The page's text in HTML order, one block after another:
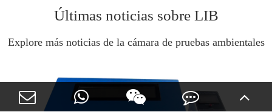
Últimas noticias sobre LIB
Explore más noticias de la cámara de pruebas ambientales